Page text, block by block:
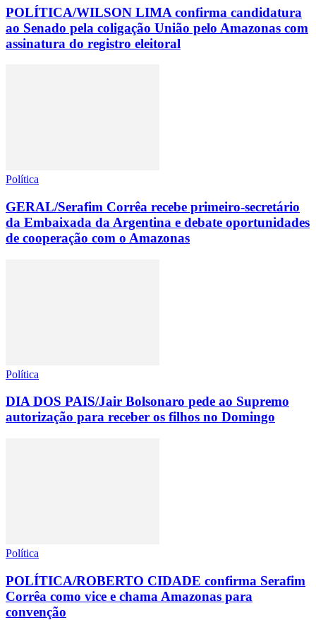
POLÍTICA/WILSON LIMA confirma candidatura
ao Senado pela coligação União pelo Amazonas com
assinatura do registro eleitoral
Política
GERAL/Serafim Corrêa recebe primeiro-secretário
da Embaixada da Argentina e debate oportunidades
de cooperação com o Amazonas
Política
DIA DOS PAIS/Jair Bolsonaro pede ao Supremo
autorização para receber os filhos no Domingo
Política
POLÍTICA/ROBERTO CIDADE confirma Serafim
Corrêa como vice e chama Amazonas para
convenção